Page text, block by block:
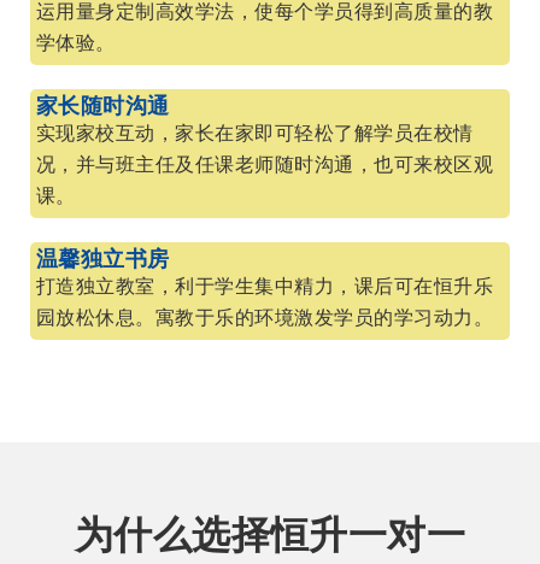
运用量身定制高效学法，使每个学员得到高质量的教
学体验。
家长随时沟通
实现家校互动，家长在家即可轻松了解学员在校情
况，并与班主任及任课老师随时沟通，也可来校区观
课。
温馨独立书房
打造独立教室，利于学生集中精力，课后可在恒升乐
园放松休息。寓教于乐的环境激发学员的学习动力。
为什么选择恒升一对一